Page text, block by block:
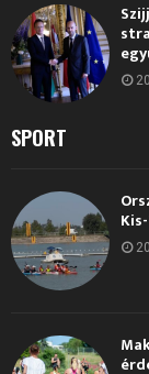
SPORT